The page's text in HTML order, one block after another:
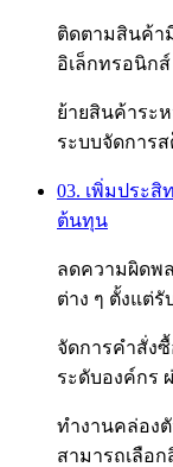
ติดตามสินค้า
อิเล็กทรอนิก
ย้ายสินค้าระ
ระบบจัดการ
03. เพิ่มประ
ต้นทุน
ลดความผิดพ
ต่าง ๆ ตั้งแต่รั
จัดการคำสั่ง
ระดับองค์กร
ทำงานคล่อง
สามารถเลือ